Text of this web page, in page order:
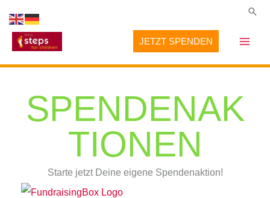
Inhalt
springen
JETZT SPENDEN
SPENDENAK
TIONEN
Starte jetzt Deine eigene Spendenaktion!